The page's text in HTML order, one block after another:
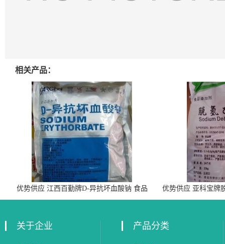
相关产品：
优势供应 江西百勤牌D-异抗坏血酸钠 食品
级抗氧化剂
优势供应 亚科宝牌
关于企业 产品分类